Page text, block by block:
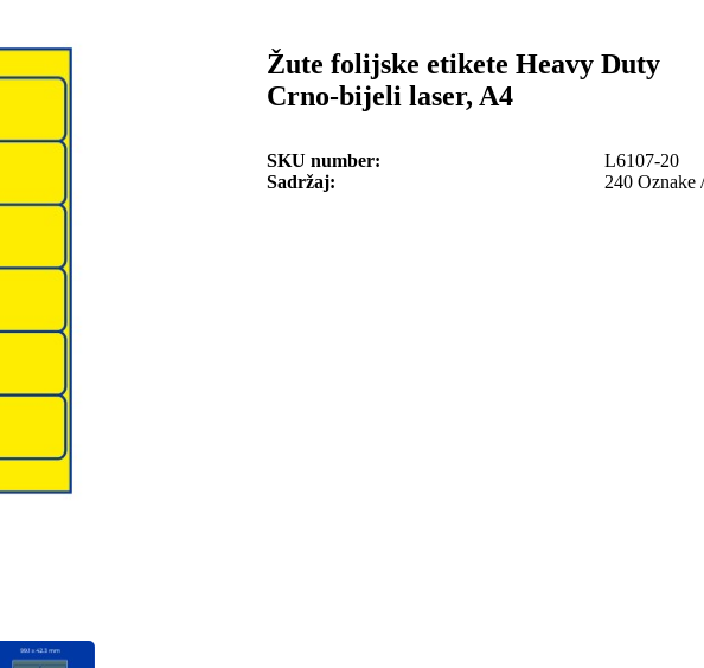
Žute folijske etikete Heavy Duty
Crno-bijeli laser, A4
SKU number
L6107-20
Sadržaj
240 Oznake